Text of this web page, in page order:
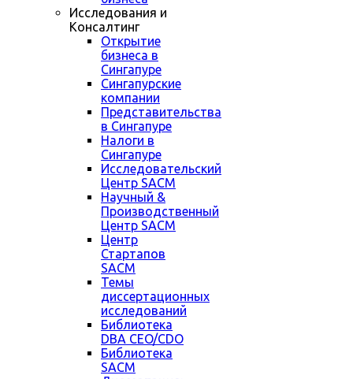
Исследования и
Консалтинг
Открытие
бизнеса в
Сингапуре
Сингапурские
компании
Представительства
в Сингапуре
Налоги в
Сингапуре
Исследовательский
Центр SACM
Научный &
Производственный
Центр SACM
Центр
Стартапов
SACM
Темы
диссертационных
исследований
Библиотека
DBA CEO/CDO
Библиотека
SACM